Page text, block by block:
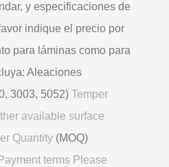
y especificaciones de
indique el precio por
para láminas como para
Aleaciones
3003, 5052) Temper
available surface
Quantity (MOQ)
terms Please